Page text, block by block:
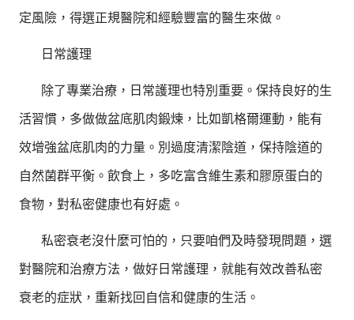
定風險，得選正規醫院和經驗豐富的醫生來做。
日常護理
除了專業治療，日常護理也特別重要。保持良好的生
活習慣，多做做盆底肌肉鍛煉，比如凱格爾運動，能有
效增強盆底肌肉的力量。別過度清潔陰道，保持陰道的
自然菌群平衡。飲食上，多吃富含維生素和膠原蛋白的
食物，對私密健康也有好處。
私密衰老沒什麼可怕的，只要咱們及時發現問題，選
對醫院和治療方法，做好日常護理，就能有效改善私密
衰老的症狀，重新找回自信和健康的生活。